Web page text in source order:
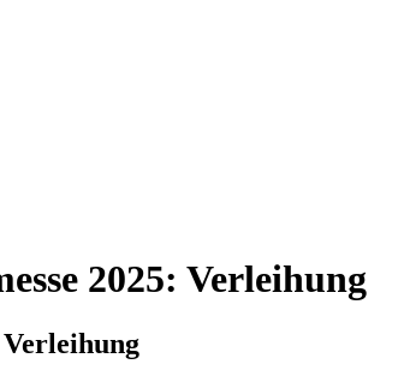
2025: Verleihung